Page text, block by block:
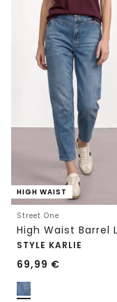
HIGH WAIST
Street One
STYLE KARLIE
69,99 €